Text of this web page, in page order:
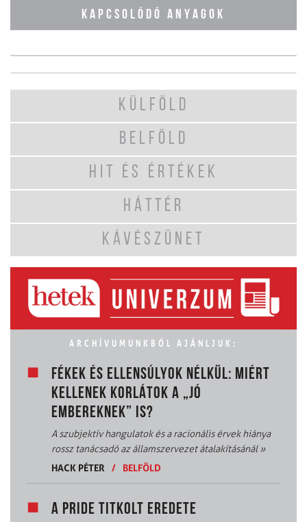
KAPCSOLÓDÓ ANYAGOK
KÜLFÖLD
BELFÖLD
HIT ÉS ÉRTÉKEK
HÁTTÉR
KÁVÉSZÜNET
ARCHÍVUMUNKBÓL AJÁNLJUK:
FÉKEK ÉS ELLENSÚLYOK NÉLKÜL: MIÉRT
KELLENEK KORLÁTOK A „JÓ
EMBEREKNEK” IS?
A szubjektív hangulatok és a racionális érvek hiánya
rossz tanácsadó az államszervezet átalakításánál»
HACK PÉTER
/ BELFÖLD
A PRIDE TITKOLT EREDETE